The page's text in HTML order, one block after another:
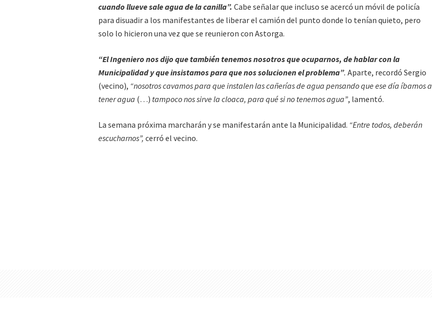
cuando llueve sale agua de la canilla”. Cabe señalar que incluso se acercó un móvil de policía
para disuadir a los manifestantes de liberar el camión del punto donde lo tenían quieto, pero
solo lo hicieron una vez que se reunieron con Astorga.
“El Ingeniero nos dijo que también tenemos nosotros que ocuparnos, de hablar con la
Municipalidad y que insistamos para que nos solucionen el problema”. Aparte, recordó Sergio
(vecino), “nosotros cavamos para que instalen las cañerías de agua pensando que ese día íbamos a
tener agua (…) tampoco nos sirve la cloaca, para qué si no tenemos agua”, lamentó.
La semana próxima marcharán y se manifestarán ante la Municipalidad. “Entre todos, deberán
escucharnos”, cerró el vecino.